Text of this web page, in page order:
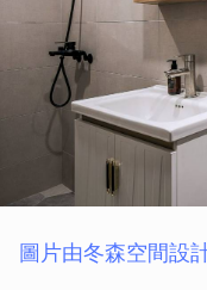
圖片由冬森空間設